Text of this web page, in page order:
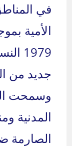
في
الأمية
جديد من
وسمحت
المدنية
الصارمة